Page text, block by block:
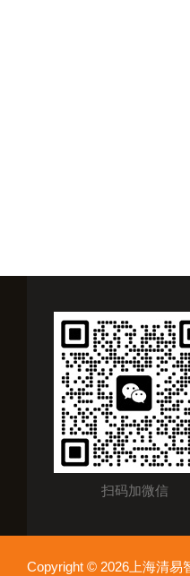
扫码加微信
Copyright © 2026上海清